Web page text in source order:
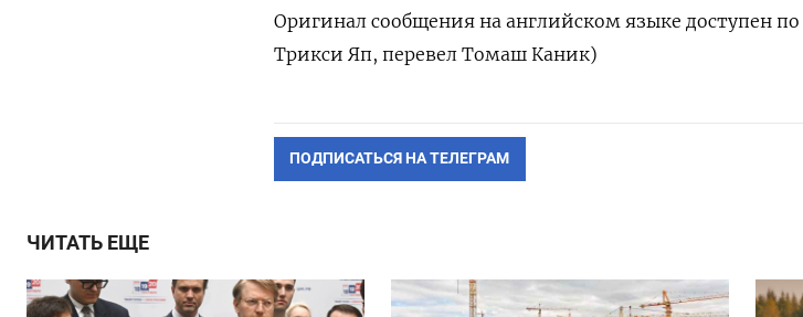
Оригинал сообщения на английском языке доступен
Трикси Яп, перевел Томаш Каник)
ПОДПИСАТЬСЯ НА ТЕЛЕГРАМ
ЧИТАТЬ ЕЩЕ